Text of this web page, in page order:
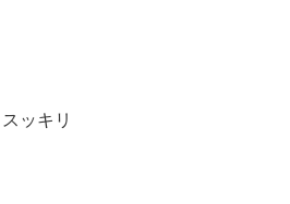
スッキリ